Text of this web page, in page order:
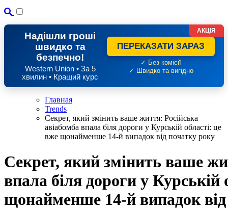
Надішли гроші
швидко та
безпечно!
Western Union • За 5
хвилин • Кращий курс
ПЕРЕКАЗАТИ ЗАРАЗ
✓ Без комісії
✓ Швидко та вигідно
АКЦІЯ
Главная
Trends
Секрет, який змінить ваше життя: Російська
авіабомба впала біля дороги у Курській області: це
вже щонайменше 14-й випадок від початку року
Секрет, який змінить ваше
впала біля дороги у Курській
щонайменше 14-й випадок